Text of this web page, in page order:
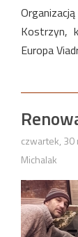
Kostrzyn,
Europa
czwartek, 30
Michalak